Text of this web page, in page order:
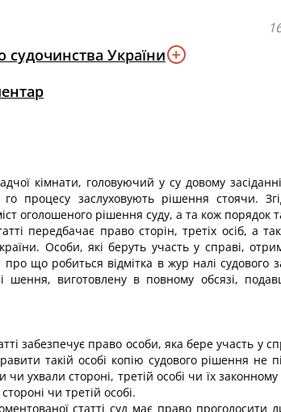
судочинства України
кімнати, головуючий у су довому
процесу заслуховують рішення стоячи.
оголошеного рішення суду, а та кож порядок
передбачає право сторін, третіх осіб, а
Особи, які беруть участь у справі,
про що робиться відмітка в жур налі
шення, виготовлену в повному обсязі,
забезпечує право особи, яка бере участь у
такій особі копію судового рішення
ухвали стороні, третій особі чи їх
чи третій особі.
статті суд має право